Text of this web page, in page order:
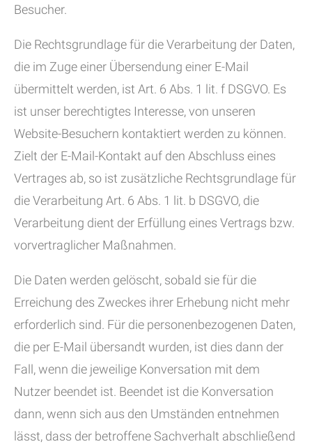
Besucher.
Die Rechtsgrundlage für die Verarbeitung der Daten,
die im Zuge einer Übersendung einer E-Mail
übermittelt werden, ist Art. 6 Abs. 1 lit. f DSGVO. Es
ist unser berechtigtes Interesse, von unseren
Website-Besuchern kontaktiert werden zu können.
Zielt der E-Mail-Kontakt auf den Abschluss eines
Vertrages ab, so ist zusätzliche Rechtsgrundlage für
die Verarbeitung Art. 6 Abs. 1 lit. b DSGVO, die
Verarbeitung dient der Erfüllung eines Vertrags bzw.
vorvertraglicher Maßnahmen.
Die Daten werden gelöscht, sobald sie für die
Erreichung des Zweckes ihrer Erhebung nicht mehr
erforderlich sind. Für die personenbezogenen Daten,
die per E-Mail übersandt wurden, ist dies dann der
Fall, wenn die jeweilige Konversation mit dem
Nutzer beendet ist. Beendet ist die Konversation
dann, wenn sich aus den Umständen entnehmen
lässt, dass der betroffene Sachverhalt abschließend